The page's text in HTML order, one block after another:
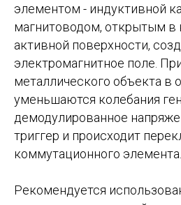
элементом - индуктивной
магнитоводом, открытым в
активной поверхности,
электромагнитное поле.
металлического объекта в
уменьшаются колебания
демодулированное
триггер и происходит
коммутационного элемента.
Рекомендуется